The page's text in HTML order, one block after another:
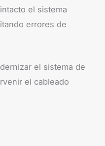
el sistema
errores de
el sistema de
el cableado